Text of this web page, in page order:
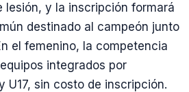
lesión, y la inscripción formará
destinado al campeón junto
el femenino, la competencia
integrados por
U17, sin costo de inscripción.